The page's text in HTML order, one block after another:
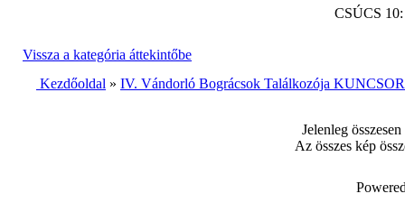
CSÚCS
Vissza a kategória áttekintőbe
Kezdőoldal » IV. Vándorló Bográcsok Találkozója
Jelenleg
Az összes kép